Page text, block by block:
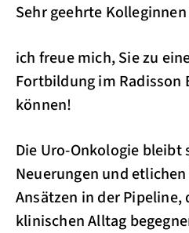
Sehr geehrte
ich freue mich, Sie zu
Fortbildung im Radisson
können!
Die Uro-Onkologie bleibt
Neuerungen und
Ansätzen in der Pipeline,
klinischen Alltag